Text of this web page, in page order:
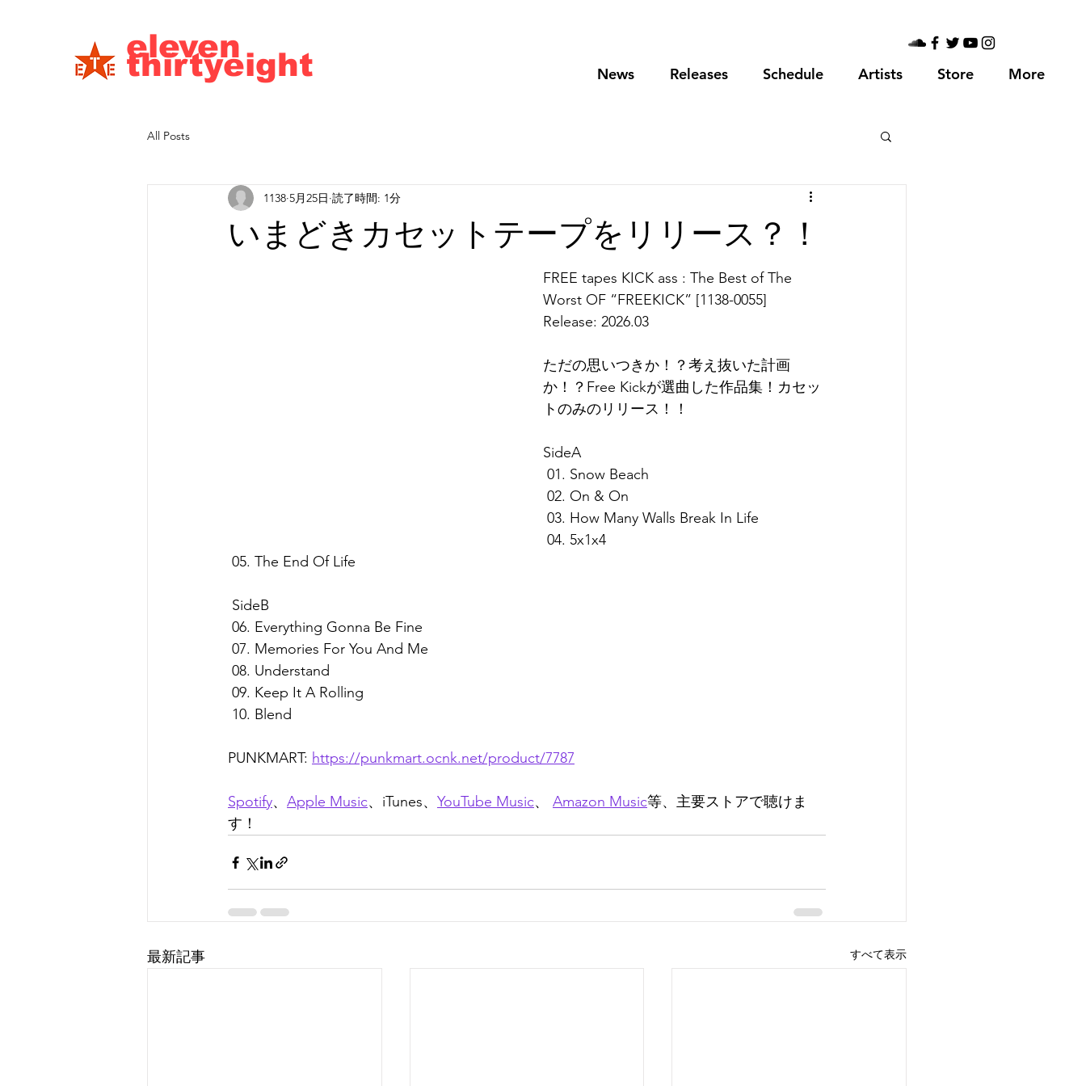
thirtyeight
eleven
News Releases Schedule Artists Store More
All Posts
いまどきカセットテープをリリース？！
1138 5月25日 読了時間: 1分
FREE tapes KICK ass : The Best of The
Worst OF “FREEKICK” [1138-0055]
Release: 2026.03
ただの思いつきか！？考え抜いた計画
か！？Free Kickが選曲した作品集！カセッ
トのみのリリース！！
SideA
01. Snow Beach
02. On & On
03. How Many Walls Break In Life
04. 5x1x4
05. The End Of Life
SideB
06. Everything Gonna Be Fine
07. Memories For You And Me
08. Understand
09. Keep It A Rolling
10. Blend
PUNKMART: https://punkmart.ocnk.net/product/7787
Spotify、 Apple Music、iTunes、 YouTube Music、 Amazon Music等、主要ストアで聴けま
す！
最新記事 すべて表示